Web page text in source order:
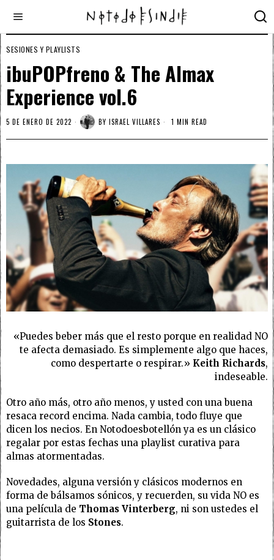
SESIONES Y PLAYLISTS
ibuPOPfreno & The Almax
Experience vol.6
5 DE ENERO DE 2022 BY ISRAEL VILLARES 1 MIN READ
«Puedes beber más que el resto porque en realidad NO
te afecta demasiado. Es simplemente algo que haces,
como despertarte o respirar.» Keith Richards,
indeseable.
Otro año más, otro año menos, y usted con una buena
resaca record encima. Nada cambia, todo fluye que
dicen los necios. En Notodoesbotellón ya es un clásico
regalar por estas fechas una playlist curativa para
almas atormentadas.
Novedades, alguna versión y clásicos modernos en
forma de bálsamos sónicos, y recuerden, su vida NO es
una película de Thomas Vinterberg, ni son ustedes el
guitarrista de los Stones.